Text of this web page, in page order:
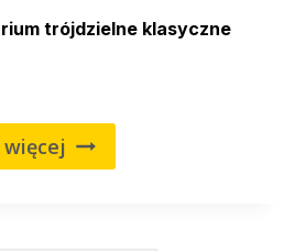
trójdzielne klasyczne